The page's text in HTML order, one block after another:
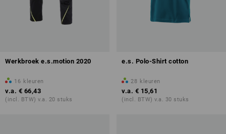
Werkbroek e.s.motion 2020
16 kleuren
v.a. € 66,43
(incl. BTW) v.a. 20 stuks
e.s. Polo-Shirt cotton
28 kleuren
v.a. € 15,61
(incl. BTW) v.a. 30 stuks